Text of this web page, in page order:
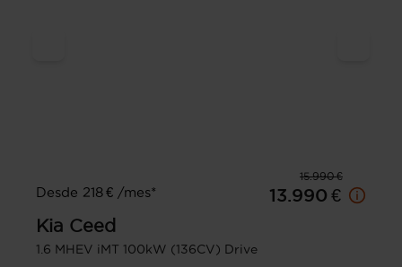
15.990 €
Desde 218 € /mes*
13.990 €
Kia Ceed
1.6 MHEV iMT 100kW (136CV) Drive